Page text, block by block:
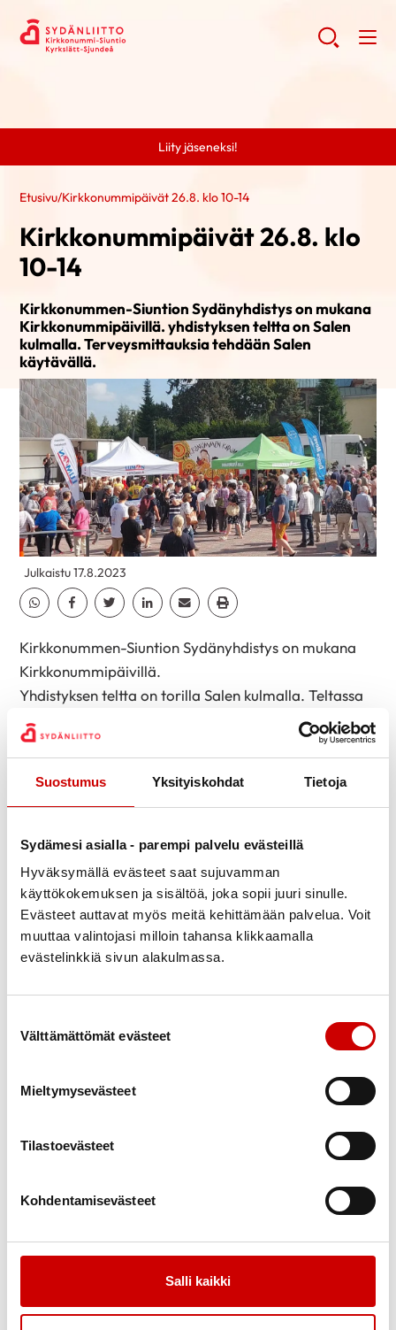
Suostumus Yksityiskohdat Tietoja
Sydämesi asialla - parempi palvelu evästeillä
Hyväksymällä evästeet saat sujuvamman
käyttökokemuksen ja sisältöä, joka sopii juuri sinulle.
Evästeet auttavat myös meitä kehittämään palvelua. Voit
muuttaa valintojasi milloin tahansa klikkaamalla
evästelinkkiä sivun alakulmassa.
Välttämättömät evästeet
Mieltymysevästeet
Tilastoevästeet
Kohdentamisevästeet
Salli kaikki
Liity jäseneksi!
Etusivu/Kirkkonummipäivät 26.8. klo 10-14
Kirkkonummipäivät 26.8. klo
10-14
Kirkkonummen-Siuntion Sydänyhdistys on mukana
Kirkkonummipäivillä. yhdistyksen teltta on Salen
kulmalla. Terveysmittauksia tehdään Salen
käytävällä.
Julkaistu 17.8.2023
Jaa Whatsapp
Jaa Facebook
Jaa TwitterJaa Linkedin
Jaa EmailJaa Print
Kirkkonummen-Siuntion Sydänyhdistys on mukana
Kirkkonummipäivillä.
Yhdistyksen teltta on torilla Salen kulmalla. Teltassa
on myynnissä leivonnaisia ja arpoja sekä sieltä voit
lunastaa arpavoitot. Arpojen myyjät kiertelevät
Päävoittoina on kolme herkkukassia (arvoltaan 50 €,
Leivonnaisia on myös myytävänä.
Salen käytävällä tehdään terveysmittauksia. Nyt on
hieno tilaisuus mittauttaa edullisesti
kokonaiskolesteroli, verensokeri ja/ tai verenpaine.
Yhdistyksen omat, koulutetut hoitajat suorittavat
jatkotoimenpiteisiin.
Kokonaiskolesteroli 7 € 10 €
Verenpaineen mittaus ja omamittauksen opastus on
Teltan edessä järjestetään tietoisku ensiavusta ja
Tervetuloa ostamaan arpoja ja tuotteita sekä
yhdistyksen toiminnasta ja kertoa toivomuksia
tulevista tapahtumista tai toimintaideoita kerhoihin.